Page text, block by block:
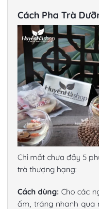
Cách Pha Trà
Chỉ mất chưa đầy 5
trà thượng hạng:
Cách dùng:Cho các
ấm, tráng nhanh qua